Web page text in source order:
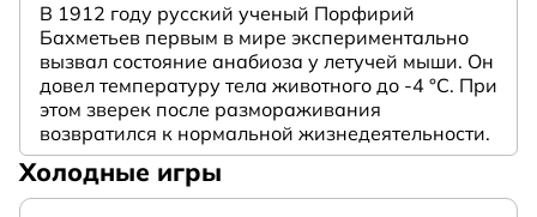
В 1912 году русский ученый Порфирий
Бахметьев первым в мире экспериментально
вызвал состояние анабиоза у летучей мыши. Он
довел температуру тела животного до -4 °C. При
этом зверек после размораживания
возвратился к нормальной жизнедеятельности.
Холодные игры